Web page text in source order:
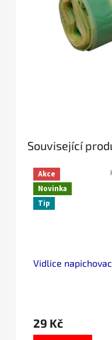
Související
Akce
Novinka
Tip
Vidlice
29 Kč